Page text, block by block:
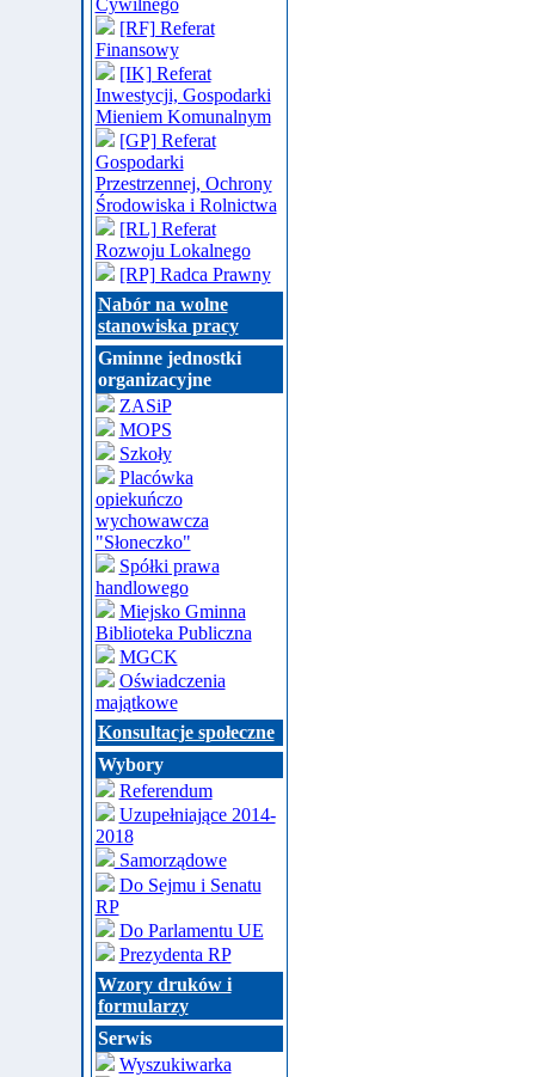
Cywilnego
[RF] Referat
Finansowy
[IK] Referat
Inwestycji, Gospodarki
Mieniem Komunalnym
[GP] Referat
Gospodarki
Przestrzennej, Ochrony
Środowiska i Rolnictwa
[RL] Referat
Rozwoju Lokalnego
[RP] Radca Prawny
Nabór na wolne
stanowiska pracy
Gminne jednostki
organizacyjne
ZASiP
MOPS
Szkoły
Placówka
opiekuńczo
wychowawcza
"Słoneczko"
Spółki prawa
handlowego
Miejsko Gminna
Biblioteka Publiczna
MGCK
Oświadczenia
majątkowe
Konsultacje społeczne
Wybory
Referendum
Uzupełniające 2014-
2018
Samorządowe
Do Sejmu i Senatu
RP
Do Parlamentu UE
Prezydenta RP
Wzory druków i
formularzy
Serwis
Wyszukiwarka